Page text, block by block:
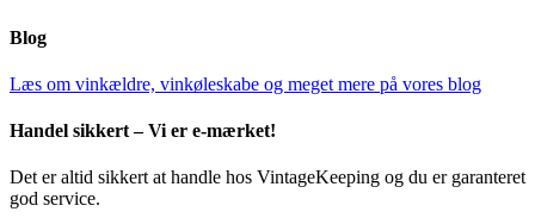
Blog
Læs om vinkældre, vinkøleskabe og meget mere på vores blog
Handel sikkert – Vi er e-mærket!
Det er altid sikkert at handle hos VintageKeeping og du er garanteret
god service.